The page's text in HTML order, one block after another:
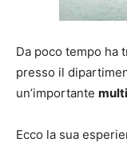
Da poco tempo ha
presso il
un’importante
Ecco la sua